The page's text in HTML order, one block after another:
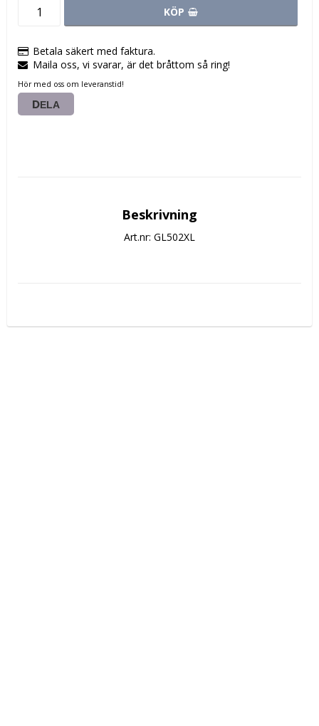
KÖP
Betala säkert med faktura.
Maila oss, vi svarar, är det bråttom så ring!
Hör med oss om leveranstid!
DELA
Beskrivning
Art.nr: GL502XL